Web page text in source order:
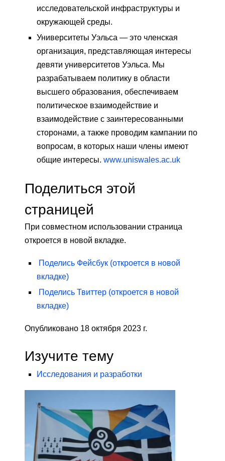
исследовательской инфраструктуры и
окружающей среды.
Университеты Уэльса — это членская
организация, представляющая интересы
девяти университетов Уэльса. Мы
разрабатываем политику в области
высшего образования, обеспечиваем
политическое взаимодействие и
взаимодействие с заинтересованными
сторонами, а также проводим кампании по
вопросам, в которых наши члены имеют
общие интересы. www.uniswales.ac.uk
Поделиться этой
страницей
При совместном использовании страница
откроется в новой вкладке.
Поделись Фейсбук (откроется в новой
вкладке)
Поделись Твиттер (откроется в новой
вкладке)
Опубликовано 18 октября 2023 г.
Изучите тему
Исследования и разработки